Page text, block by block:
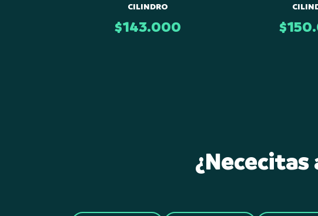
CILINDRO
$143.000 $
¿Nececitas